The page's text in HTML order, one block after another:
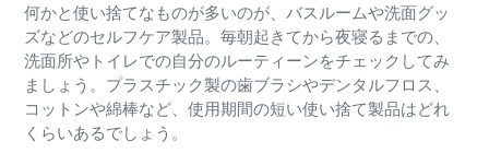
何かと使い捨てなものが多いのが、バスルームや洗面グッ
ズなどのセルフケア製品。毎朝起きてから夜寝るまでの、
洗面所やトイレでの自分のルーティーンをチェックしてみ
ましょう。プラスチック製の歯ブラシやデンタルフロス、
コットンや綿棒など、使用期間の短い使い捨て製品はどれ
くらいあるでしょう。